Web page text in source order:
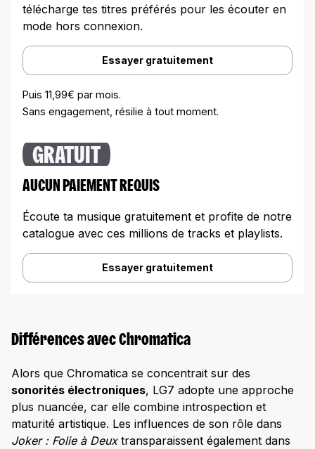
télécharge tes titres préférés pour les écouter en
mode hors connexion.
Essayer gratuitement
Puis 11,99€ par mois.
Sans engagement, résilie à tout moment.
GRATUIT
AUCUN PAIEMENT REQUIS
Écoute ta musique gratuitement et profite de notre
catalogue avec ces millions de tracks et playlists.
Essayer gratuitement
Différences avec Chromatica
Alors que Chromatica se concentrait sur des
sonorités électroniques, LG7 adopte une approche
plus nuancée, car elle combine introspection et
maturité artistique. Les influences de son rôle dans
Joker : Folie à Deuxtransparaissent également dans